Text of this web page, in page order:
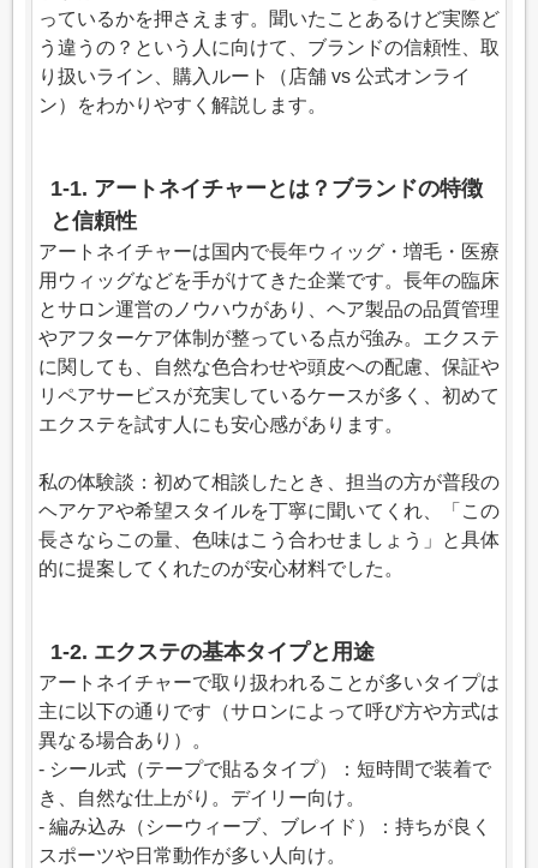
っているかを押さえます。聞いたことあるけど実際ど
う違うの？という人に向けて、ブランドの信頼性、取
り扱いライン、購入ルート（店舗 vs 公式オンライ
ン）をわかりやすく解説します。
1-1. アートネイチャーとは？ブランドの特徴
と信頼性
アートネイチャーは国内で長年ウィッグ・増毛・医療
用ウィッグなどを手がけてきた企業です。長年の臨床
とサロン運営のノウハウがあり、ヘア製品の品質管理
やアフターケア体制が整っている点が強み。エクステ
に関しても、自然な色合わせや頭皮への配慮、保証や
リペアサービスが充実しているケースが多く、初めて
エクステを試す人にも安心感があります。
私の体験談：初めて相談したとき、担当の方が普段の
ヘアケアや希望スタイルを丁寧に聞いてくれ、「この
長さならこの量、色味はこう合わせましょう」と具体
的に提案してくれたのが安心材料でした。
1-2. エクステの基本タイプと用途
アートネイチャーで取り扱われることが多いタイプは
主に以下の通りです（サロンによって呼び方や方式は
異なる場合あり）。
- シール式（テープで貼るタイプ）：短時間で装着で
き、自然な仕上がり。デイリー向け。
- 編み込み（シーウィーブ、ブレイド）：持ちが良く
スポーツや日常動作が多い人向け。